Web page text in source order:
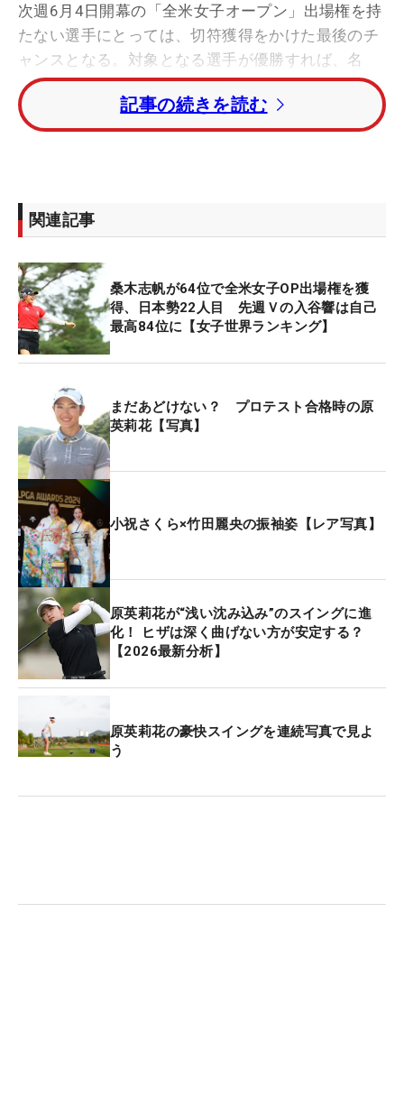
次週6月4日開幕の「全米女子オープン」出場権を持
たない選手にとっては、切符獲得をかけた最後のチ
ャンスとなる。対象となる選手が優勝すれば、名
門・リビエラCC（カリフォルニア州）で開催される
本戦出場が決定する。
ー・コルダ（米国）、同2位のジーノ・ティティク
ル（タイ）ら好調のトップ勢が不在というのも追い
世界トップ20でエントリーしているのは、7位のチ
ャーリー・ハル（イングランド）、15位のチェ・ヘ
ジン（韓国）、18位の岩井明愛、20位の岩井千怜の
も欠場という状況で、チャンスは広がる。
このほか、渋野日向子、吉田優利が出場。渋野は昨
年の全米女子オープントップ10による資格で、吉田
は予選会を通過してリビエラ行きを決めている。今
季は苦しいシーズンが続いているが、この“前哨
戦”で弾みをつけたい。
賞金総額は200万ドル（3億1600万円）がかけら
れ、優勝で得られるポイントは4日間の平場大会と
同じ500ptとなる。
記事の続きを読む
関連記事
桑木志帆が64位で全米女子OP出場権を獲
得、日本勢22人目 先週Ｖの入谷響は自己
最高84位に【女子世界ランキング】
まだあどけない？ プロテスト合格時の原
英莉花【写真】
小祝さくら×竹田麗央の振袖姿【レア写真】
原英莉花が“浅い沈み込み”のスイングに進
化！ ヒザは深く曲げない方が安定する？
【2026最新分析】
原英莉花の豪快スイングを連続写真で見よ
う